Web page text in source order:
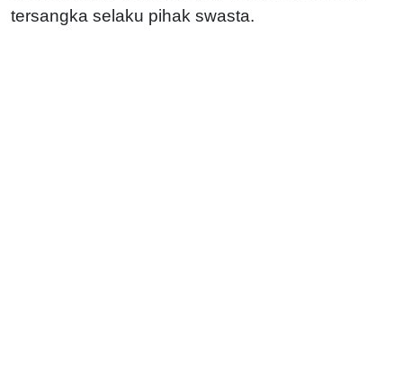
tersangka selaku pihak swasta.